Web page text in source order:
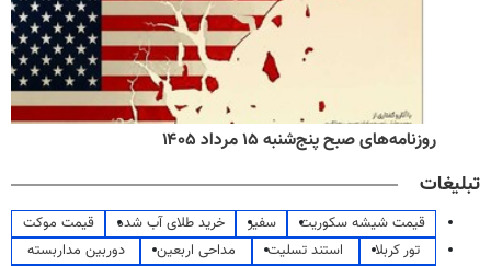
روزنامه‌های صبح پنج‌شنبه ۱۵ مرداد ۱۴۰۵
تبلیغات
قیمت شیشه سکوریت سفیر خرید طلای آب شده
قیمت موکت
تور کربلا
استند تسلیت مداحی اربعین
دوربین مداربسته